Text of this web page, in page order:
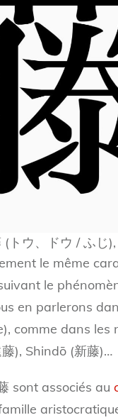
トウ、ドウ / ふじ),
le même
le
en parlerons
comme dans les
), Shindō (新藤)…
sont associés au